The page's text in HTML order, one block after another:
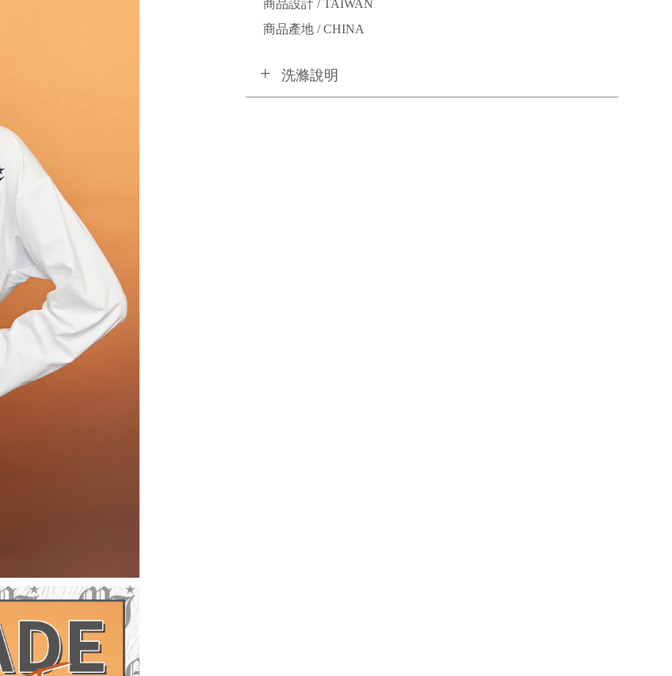
商品設計 / TAIWAN
商品產地 / CHINA
洗滌說明